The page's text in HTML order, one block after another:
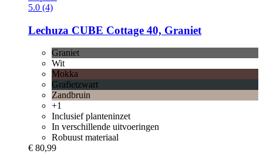
5.0 (4)
Lechuza CUBE Cottage 40, Graniet
Graniet
Wit
Mokka
Grafietzwart
Zandbruin
+1
Inclusief planteninzet
In verschillende uitvoeringen
Robuust materiaal
€ 80,99